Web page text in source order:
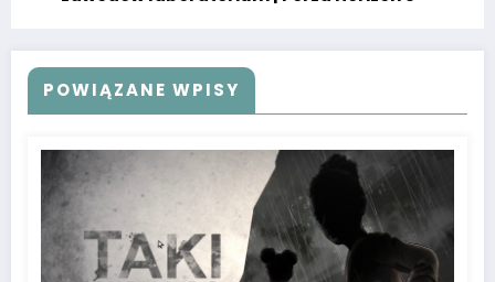
POWIĄZANE WPISY